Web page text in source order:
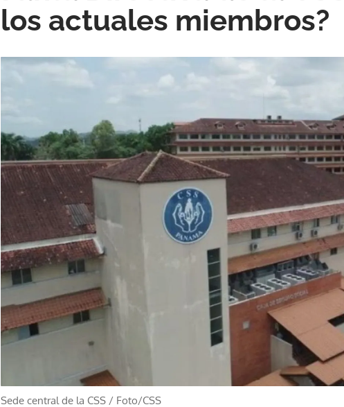
los actuales miembros?
Sede central de la CSS / Foto/CSS